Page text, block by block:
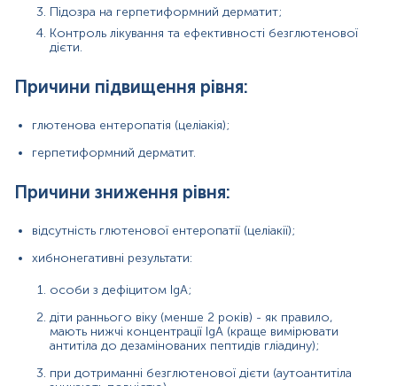
Матеріал
Одиниці вимірювання, референтні значення та діапазон
вимірювань можуть змінюватися у відповідності до зміни
тест-систем.
Кров відбирається натщесерце (через 8-12 год після
прийому їжі).
Напередодні рекомендовано виключити жирну їжу,
стресові ситуації, прийом алкоголю, кави, паління,
прийом ліків, фізичні навантаження та обмежити фізичну
активність. Якщо відмінити прийом ліків неможливо,
потрібно повідомити про це адміністратора.
В день дослідження допускається вживання невеликої
кількості води.
Для грудних дітей перед здачею крові витримати
Підозра на герпетиформний дерматит;
Контроль лікування та ефективності безглютенової
дієти.
Причини підвищення рівня:
глютенова ентеропатія (целіакія);
герпетиформний дерматит.
Причини зниження рівня:
відсутність глютенової ентеропатії (целіакії);
хибнонегативні результати:
особи з дефіцитом IgA;
діти раннього віку (менше 2 років) - як правило,
мають нижчі концентрації IgA (краще вимірювати
антитіла до дезамінованих пептидів гліадину);
при дотриманні безглютенової дієти (аутоантитіла